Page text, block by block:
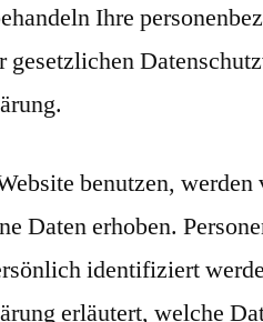
Ihre
gesetzlichen
benutzen, werden
Daten erhoben.
identifiziert
erläutert, welche